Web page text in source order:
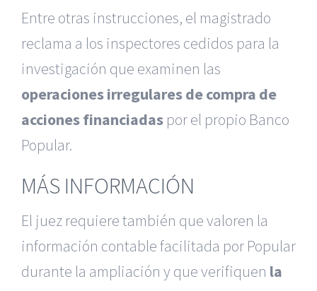
Entre otras instrucciones, el magistrado
reclama a los inspectores cedidos para la
investigación que examinen las
operaciones irregulares de compra de
acciones financiadas por el propio Banco
Popular.
MÁS INFORMACIÓN
El juez requiere también que valoren la
información contable facilitada por Popular
durante la ampliación y que verifiquen la